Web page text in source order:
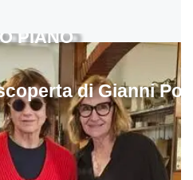
di Gianni
PIANO